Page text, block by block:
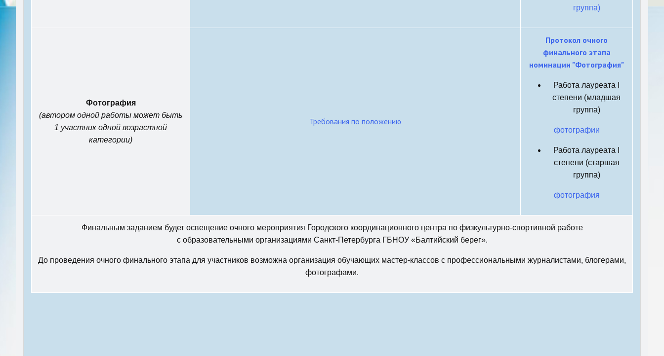
группа)
Фотография
(автором одной работы может быть
1 участник одной возрастной
категории)
Требования по положению
Протокол очного
финального этапа
номинации "Фотография"
Работа лауреата I
степени (младшая
группа)
фотографии
Работа лауреата I
степени (старшая
группа)
фотография
Финальным заданием будет освещение очного мероприятия Городского координационного центра по физкультурно-спортивной работе
с образовательными организациями Санкт-Петербурга ГБНОУ «Балтийский берег».
До проведения очного финального этапа для участников возможна организация обучающих мастер-классов с профессиональными журналистами, блогерами,
фотографами.